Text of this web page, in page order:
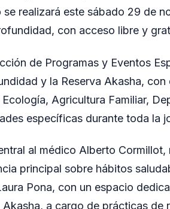
realizará este sábado 29 de
con acceso libre y
de Programas y Eventos
y la Reserva Akasha, con
Agricultura Familiar,
específicas durante toda la
al médico Alberto Cormillot,
principal sobre hábitos
Pona, con un espacio
a cargo de prácticas de